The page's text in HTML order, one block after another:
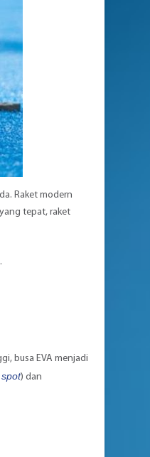
Raket modern
tepat, raket
busa EVA menjadi
) dan